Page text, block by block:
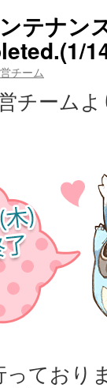
テナン
チーム
チーム
っており